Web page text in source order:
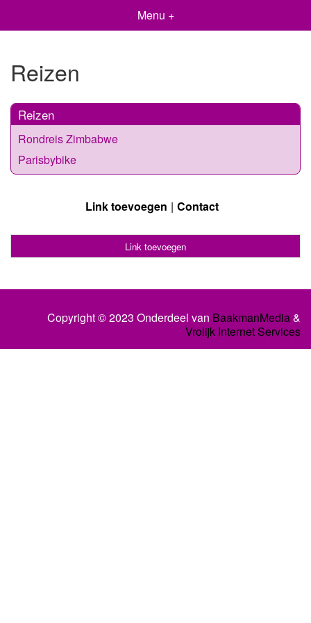
Menu +
Reizen
Reizen
Rondreis Zimbabwe
Parisbybike
Link toevoegen Contact
Link toevoegen
Copyright © 2023 Onderdeel van BaakmanMedia&
Vrolijk Internet Services